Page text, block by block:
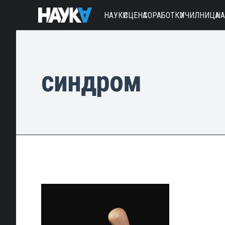
НАУКИСЦЕНАСОРАБОТКИУЧИЛНИЦА
синдром